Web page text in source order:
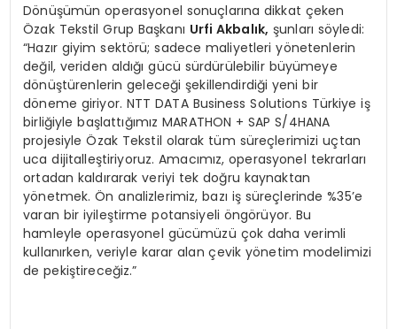
Dönüşümün operasyonel sonuçlarına dikkat çeken
Özak Tekstil Grup Başkanı Urfi Akbalık, şunları söyledi:
“Hazır giyim sektörü; sadece maliyetleri yönetenlerin
değil, veriden aldığı gücü sürdürülebilir büyümeye
dönüştürenlerin geleceği şekillendirdiği yeni bir
döneme giriyor. NTT DATA Business Solutions Türkiye iş
birliğiyle başlattığımız MARATHON + SAP S/4HANA
projesiyle Özak Tekstil olarak tüm süreçlerimizi uçtan
uca dijitalleştiriyoruz. Amacımız, operasyonel tekrarları
ortadan kaldırarak veriyi tek doğru kaynaktan
yönetmek. Ön analizlerimiz, bazı iş süreçlerinde %35’e
varan bir iyileştirme potansiyeli öngörüyor. Bu
hamleyle operasyonel gücümüzü çok daha verimli
kullanırken, veriyle karar alan çevik yönetim modelimizi
de pekiştireceğiz.”